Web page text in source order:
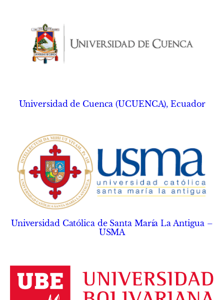
Universidad de Cuenca (UCUENCA), Ecuador
Universidad Católica de Santa María La Antigua –
USMA